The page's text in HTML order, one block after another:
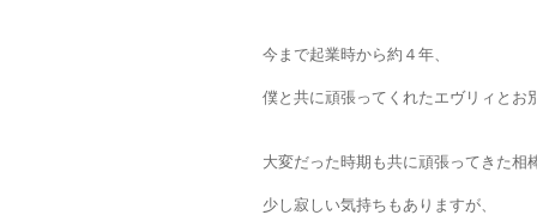
今まで起業時から約４年、
僕と共に頑張ってくれたエヴリィとお
大変だった時期も共に頑張ってきた相
少し寂しい気持ちもありますが、